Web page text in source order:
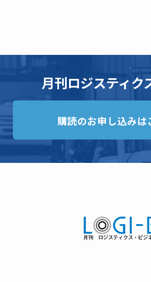
月刊ロジスティク
購読のお申し込みは